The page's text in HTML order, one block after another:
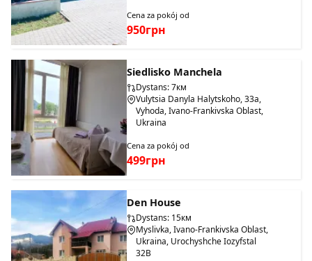
Cena za pokój od
950грн
Siedlisko Manchela
Dystans: 7км
Vulytsia Danyla Halytskoho, 33a,
Vyhoda, Ivano-Frankivska Oblast,
Ukraina
Cena za pokój od
499грн
Den House
Dystans: 15км
Myslivka, Ivano-Frankivska Oblast,
Ukraina, Urochyshche Iozyfstal
32B